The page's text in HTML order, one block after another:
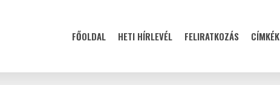
FŐOLDAL HETI HÍRLEVÉL FELIRATKOZÁS CÍMKÉK